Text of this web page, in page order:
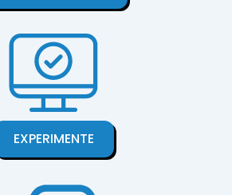
EXPERIMENTE